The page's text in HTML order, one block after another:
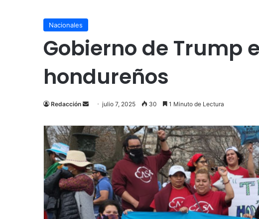
Nacionales
Gobierno de Trump
hondureños
Redacción
Send
email
julio 7, 2025 30 1 Minuto de Lectura